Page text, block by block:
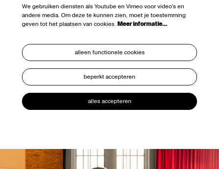
We gebruiken diensten als Youtube en Vimeo voor video's en
andere media. Om deze te kunnen zien, moet je toestemming
geven tot het plaatsen van cookies. Meer informatie…
alleen functionele cookies
beperkt accepteren
alles accepteren
Overslaan